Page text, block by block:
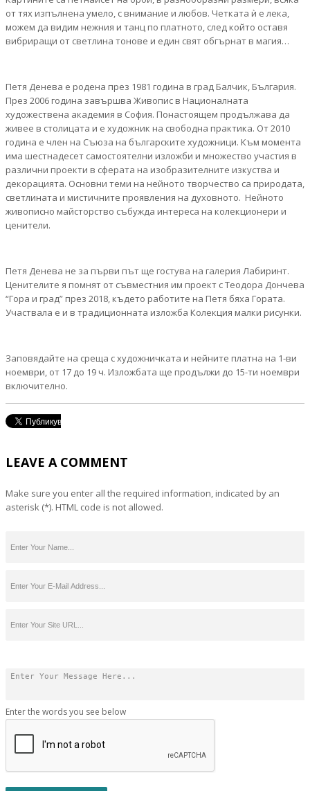
от тях изпълнена умело, с внимание и любов. Четката ѝ е лека,
можем да видим нежния и танц по платното, след който оставя
вибриращи от светлина тонове и един свят обгърнат в магия…
Петя Денева е родена през 1981 година в град Балчик, България.
През 2006 година завършва Живопис в Националната
художествена академия в София. Понастоящем продължава да
живее в столицата и е художник на свободна практика. От 2010
година е член на Съюза на българските художници. Към момента
има шестнадесет самостоятелни изложби и множество участия в
различни проекти в сферата на изобразителните изкуства и
декорацията. Основни теми на нейното творчество са природата,
светлината и мистичните проявления на духовното. Нейното
живописно майсторство събужда интереса на колекционери и
ценители.
Петя Денева не за първи път ще гостува на галерия Лабиринт.
Ценителите я помнят от съвместния им проект с Теодора Дончева
“Гора и град” през 2018, където работите на Петя бяха Гората.
Участвала е и в традиционната изложба Колекция малки рисунки.
Заповядайте на среща с художничката и нейните платна на 1-ви
ноември, от 17 до 19 ч. Изложбата ще продължи до 15-ти ноември
включително.
LEAVE A COMMENT
Make sure you enter all the required information, indicated by an
asterisk (*). HTML code is not allowed.
Enter the words you see below